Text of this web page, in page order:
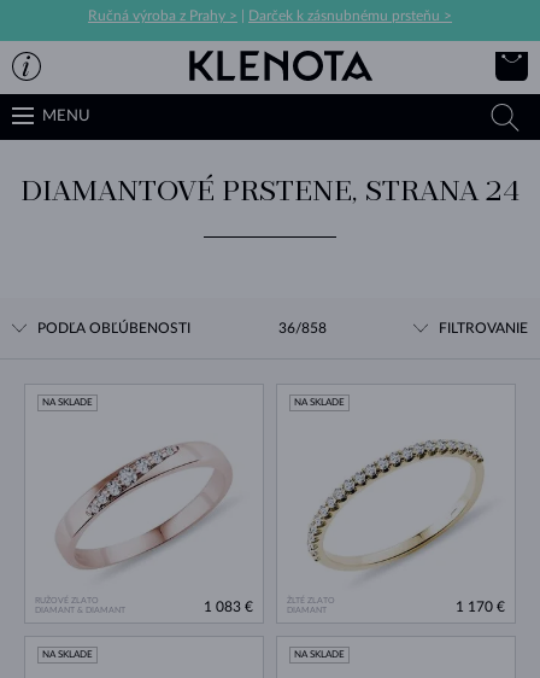
Ručná výroba z Prahy > Darček k zásnubnému prsteňu >
MENU
DIAMANTOVÉ PRSTENE, STRANA 24
PODĽA OBĽÚBENOSTI 36/858 FILTROVANIE
RUŽOVÉ ZLATO
DIAMANT & DIAMANT
NA SKLADE
1 083 €
ŽLTÉ ZLATO
DIAMANT
NA SKLADE
1 170 €
NA SKLADE NA SKLADE